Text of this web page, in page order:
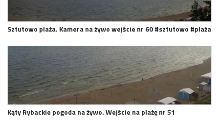
Sztutowo plaża. Kamera na żywo wejście nr 60 #sztutowo #plaża
Kąty Rybackie pogoda na żywo. Wejście na plażę nr 51